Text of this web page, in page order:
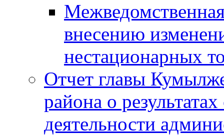
внесению
нестационарных
Отчет главы
района о
деятельности